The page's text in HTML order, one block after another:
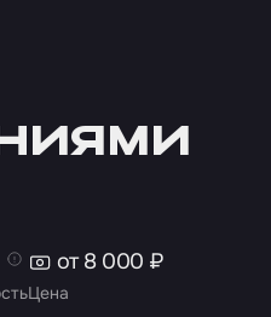
Цена
от 8 000 ₽